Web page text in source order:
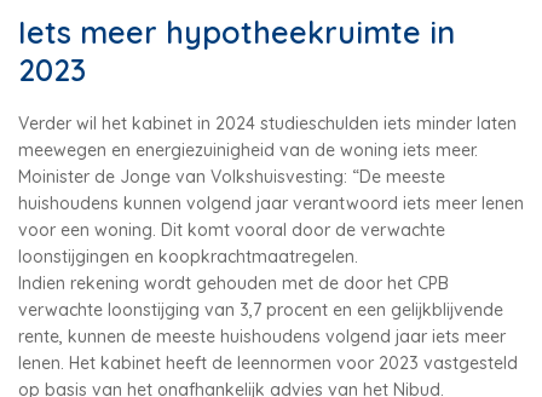
Iets meer hypotheekruimte in
2023
Verder wil het kabinet in 2024 studieschulden iets minder laten
meewegen en energiezuinigheid van de woning iets meer.
Moinister de Jonge van Volkshuisvesting: “De meeste
huishoudens kunnen volgend jaar verantwoord iets meer lenen
voor een woning. Dit komt vooral door de verwachte
loonstijgingen en koopkrachtmaatregelen.
Indien rekening wordt gehouden met de door het CPB
verwachte loonstijging van 3,7 procent en een gelijkblijvende
rente, kunnen de meeste huishoudens volgend jaar iets meer
lenen. Het kabinet heeft de leennormen voor 2023 vastgesteld
op basis van het onafhankelijk advies van het Nibud.